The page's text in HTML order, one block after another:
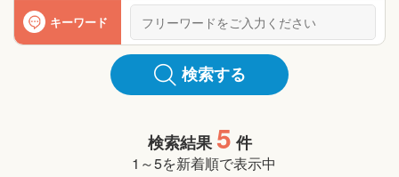
キーワード
検索する
検索結果 5 件
1～5を新着順で表示中